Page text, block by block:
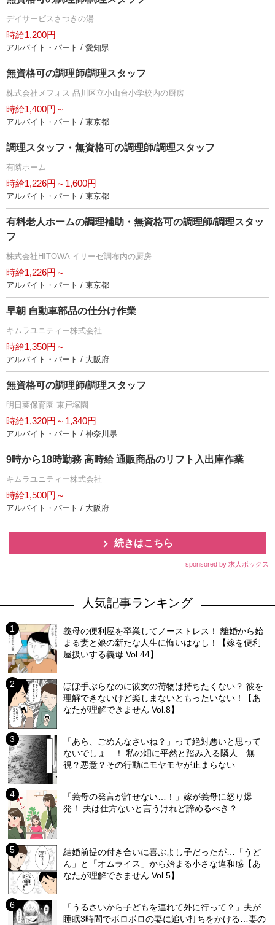
デイサービスさつきの湯
時給1,200円
アルバイト・パート / 愛知県
無資格可の調理師/調理スタッフ
株式会社メフォス 品川区立小山台小学校内の厨房
時給1,400円～
アルバイト・パート / 東京都
調理スタッフ・無資格可の調理師/調理スタッフ
有隣ホーム
時給1,226円～1,600円
アルバイト・パート / 東京都
有料老人ホームの調理補助・無資格可の調理師/調理スタッ
フ
株式会社HITOWA イリーゼ調布内の厨房
時給1,226円～
アルバイト・パート / 東京都
早朝 自動車部品の仕分け作業
キムラユニティー株式会社
時給1,350円～
アルバイト・パート / 大阪府
無資格可の調理師/調理スタッフ
明日葉保育園 東戸塚園
時給1,320円～1,340円
アルバイト・パート / 神奈川県
9時から18時勤務 高時給 通販商品のリフト入出庫作業
キムラユニティー株式会社
時給1,500円～
アルバイト・パート / 大阪府
続きはこちら
sponsored by 求人ボックス
人気記事ランキング
義母の便利屋を卒業してノーストレス！ 離婚から始
まる妻と娘の新たな人生に悔いはなし！【嫁を便利
屋扱いする義母 Vol.44】
ほぼ手ぶらなのに彼女の荷物は持ちたくない？ 彼を
理解できないけど楽しまないともったいない！【あ
なたが理解できません Vol.8】
「あら、ごめんなさいね？」って絶対悪いと思って
ないでしょ…！ 私の畑に平然と踏み入る隣人…無
視？悪意？その行動にモヤモヤが止まらない
「義母の発言が許せない…！」嫁が義母に怒り爆
発！ 夫は仕方ないと言うけれど諦めるべき？
結婚前提の付き合いに喜ぶよし子だったが…「うど
ん」と「オムライス」から始まる小さな違和感【あ
なたが理解できません Vol.5】
「うるさいから子どもを連れて外に行って？」夫が
睡眠3時間でボロボロの妻に追い打ちをかける…妻の